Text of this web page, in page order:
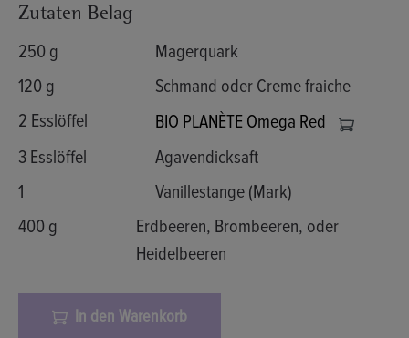
Zutaten Belag
250 g
Magerquark
120 g
Schmand oder Creme fraiche
2 Esslöffel
BIO PLANÈTE Omega Red
3 Esslöffel
Agavendicksaft
1
Vanillestange (Mark)
400 g
Erdbeeren, Brombeeren, oder
Heidelbeeren
In den Warenkorb